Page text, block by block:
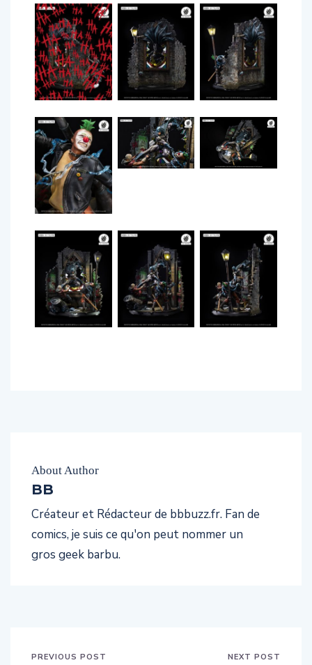
About Author
BB
Créateur et Rédacteur de bbbuzz.fr. Fan de
comics, je suis ce qu'on peut nommer un
gros geek barbu.
PREVIOUS POST NEXT POST